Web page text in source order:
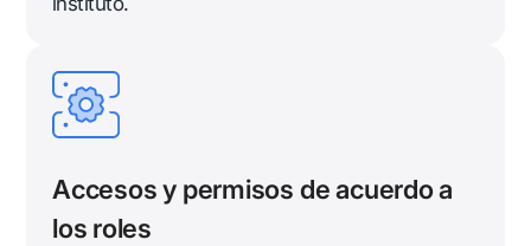
Accesos y permisos de acuerdo a
los roles